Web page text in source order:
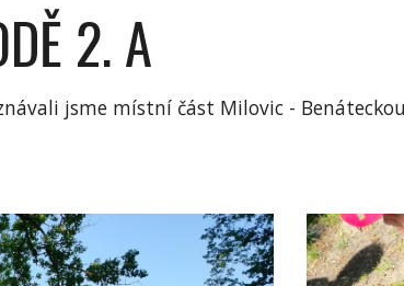
2. A
jsme místní část Milovic -